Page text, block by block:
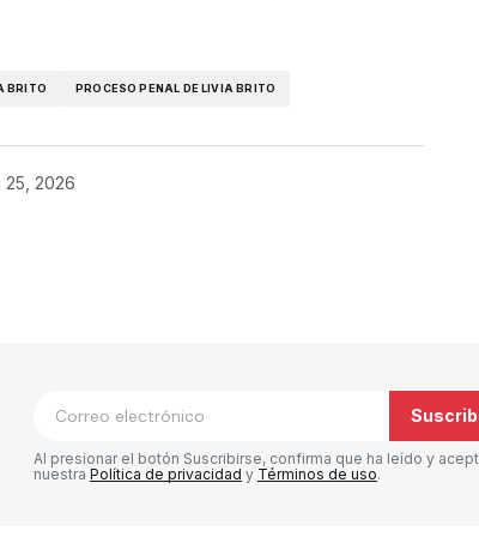
BRITO PROCESO PENAL DE LIVIA BRITO
2026
Al presionar el botón Suscribirse, confirma que ha leído y
nuestra Política de privacidad y Términos de uso.